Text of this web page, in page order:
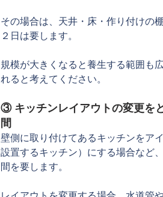
その場合は、天井・床・作り付けの
２日は要します。
規模が大きくなると養生する範囲も
れると考えてください。
③ キッチンレイアウトの変更を
間
壁側に取り付けてあるキッチンをア
設置するキッチン）にする場合など
間を要します。